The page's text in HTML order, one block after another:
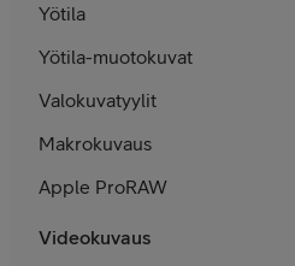
Yötila
Yötila-muotokuvat
Valokuvatyylit
Makrokuvaus
Apple ProRAW
Videokuvaus